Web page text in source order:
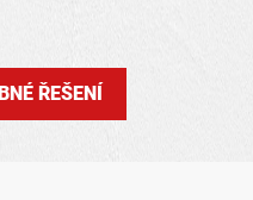
ŘEŠENÍ